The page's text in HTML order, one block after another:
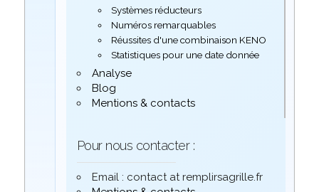
Systèmes réducteurs
Numéros remarquables
Réussites d'une combinaison KENO
Statistiques pour une date donnée
Analyse
Blog
Mentions & contacts
Pour nous contacter :
Email : contact at remplirsagrille.fr